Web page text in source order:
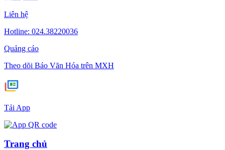
Liên hệ
Hotline: 024.38220036
Quảng cáo
Theo dõi Báo Văn Hóa trên MXH
Tải App
Trang chủ